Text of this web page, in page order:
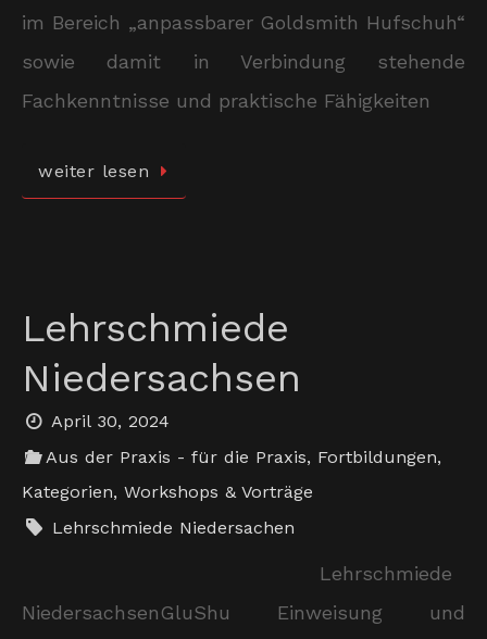
im Bereich „anpassbarer Goldsmith Hufschuh“
sowie damit in Verbindung stehende
Fachkenntnisse und praktische Fähigkeiten
weiter lesen
Lehrschmiede
Niedersachsen
April 30, 2024
Aus der Praxis - für die Praxis, Fortbildungen,
Kategorien, Workshops & Vorträge
Lehrschmiede Niedersachen
Lehrschmiede
NiedersachsenGluShu Einweisung und